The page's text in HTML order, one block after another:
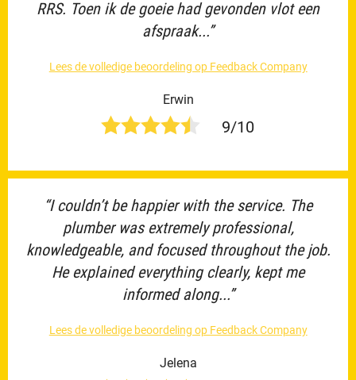
RRS. Toen ik de goeie had gevonden vlot een
afspraak...”
Lees de volledige beoordeling op Feedback Company
Erwin
9/10
“I couldn’t be happier with the service. The
plumber was extremely professional,
knowledgeable, and focused throughout the job.
He explained everything clearly, kept me
informed along...”
Lees de volledige beoordeling op Feedback Company
Jelena